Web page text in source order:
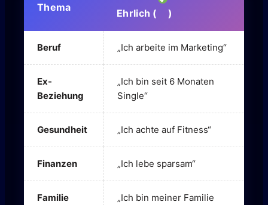
Thema
Ehrlich ( )
Beruf „Ich arbeite im Marketing“
Ex-
Beziehung
„Ich bin seit 6 Monaten
Single“
Gesundheit „Ich achte auf Fitness“
Finanzen „Ich lebe sparsam“
Familie
„Ich bin meiner Familie